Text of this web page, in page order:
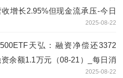
增长2.95%但现金流承压-今日
2025-08-22
天弘：融资净偿还3372
余额1.1万元（08-21）_每日消
2025-08-22